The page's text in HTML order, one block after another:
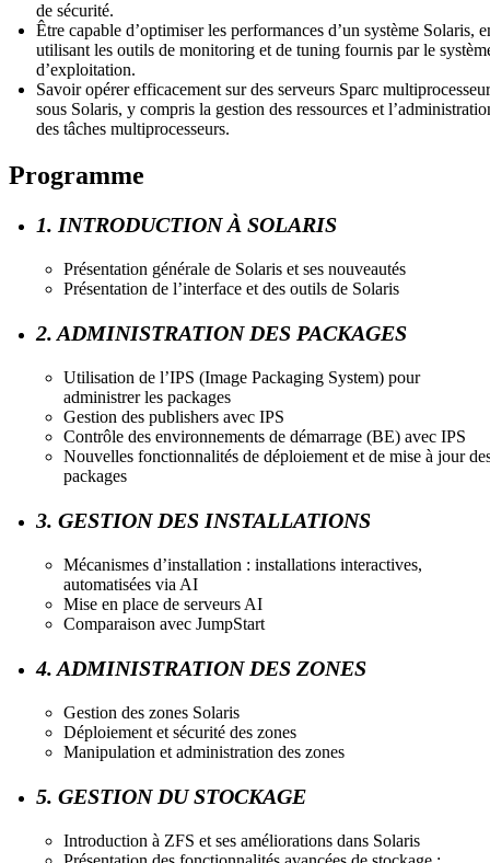
de sécurité.
Être capable d’optimiser les performances d’un système Solaris,
utilisant les outils de monitoring et de tuning fournis par le
d’exploitation.
Savoir opérer efficacement sur des serveurs Sparc
sous Solaris, y compris la gestion des ressources et
des tâches multiprocesseurs.
Programme
1. INTRODUCTION À SOLARIS
Présentation générale de Solaris et ses nouveautés
Présentation de l’interface et des outils de Solaris
2. ADMINISTRATION DES PACKAGES
Utilisation de l’IPS (Image Packaging System) pour
administrer les packages
Gestion des publishers avec IPS
Contrôle des environnements de démarrage (BE) avec IPS
Nouvelles fonctionnalités de déploiement et de mise à jour
packages
3. GESTION DES INSTALLATIONS
Mécanismes d’installation : installations interactives,
automatisées via AI
Mise en place de serveurs AI
Comparaison avec JumpStart
4. ADMINISTRATION DES ZONES
Gestion des zones Solaris
Déploiement et sécurité des zones
Manipulation et administration des zones
5. GESTION DU STOCKAGE
Introduction à ZFS et ses améliorations dans Solaris